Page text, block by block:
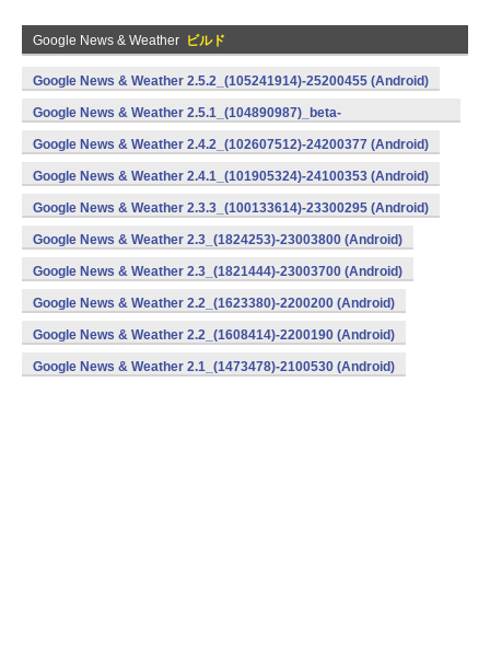
Google News & Weather ビルド
Google News & Weather 2.5.2_(105241914)-25200455 (Android)
Google News & Weather 2.5.1_(104890987)_beta-
25100443 (Android)
Google News & Weather 2.4.2_(102607512)-24200377 (Android)
Google News & Weather 2.4.1_(101905324)-24100353 (Android)
Google News & Weather 2.3.3_(100133614)-23300295 (Android)
Google News & Weather 2.3_(1824253)-23003800 (Android)
Google News & Weather 2.3_(1821444)-23003700 (Android)
Google News & Weather 2.2_(1623380)-2200200 (Android)
Google News & Weather 2.2_(1608414)-2200190 (Android)
Google News & Weather 2.1_(1473478)-2100530 (Android)